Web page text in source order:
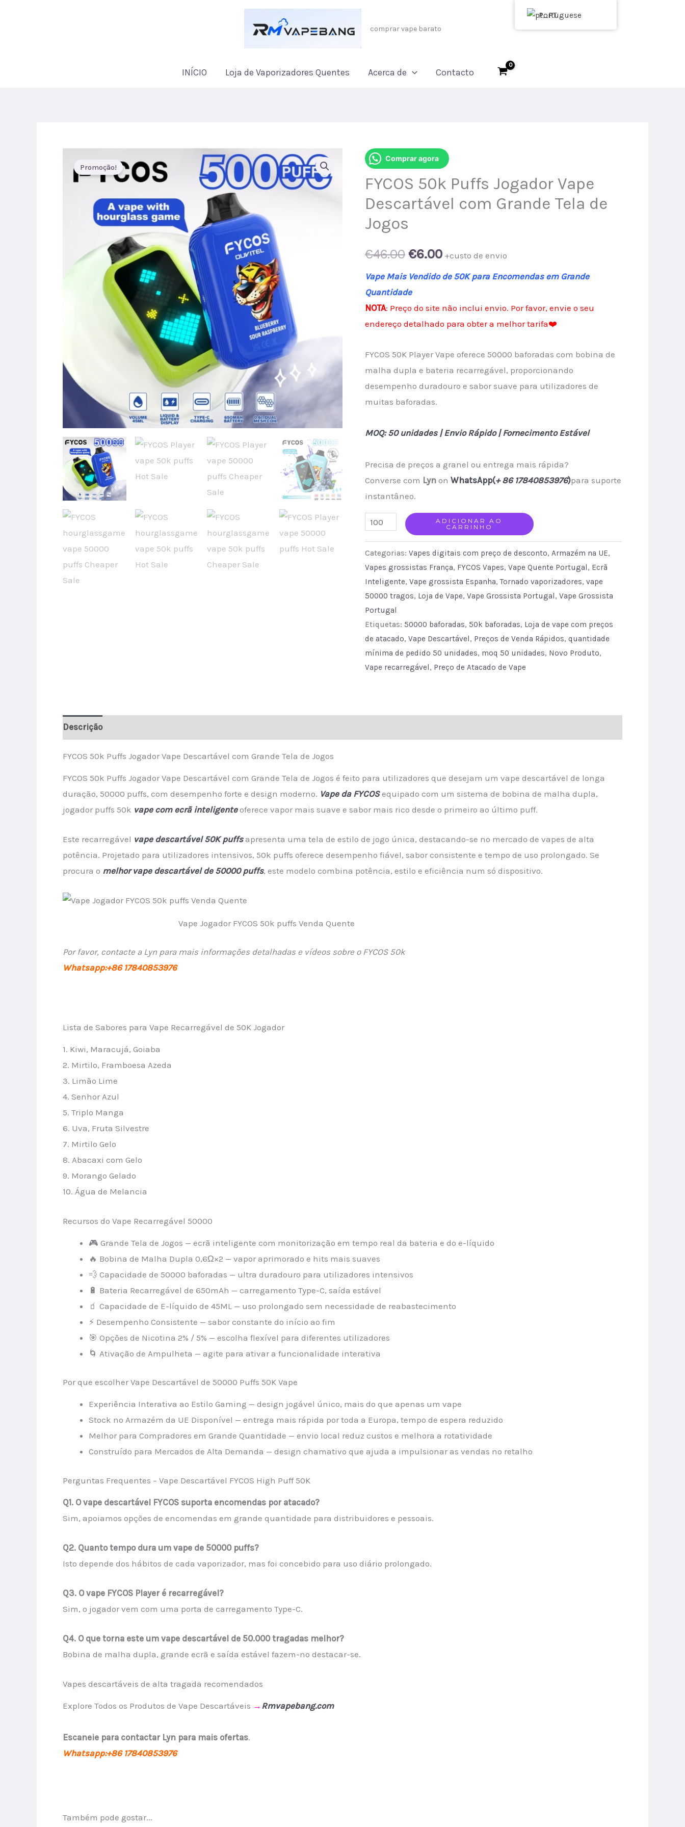
comprar vape barato
INÍCIO Loja de Vaporizadores Quentes Acerca de Contacto
Promoção!
Comprar agora
FYCOS 50k Puffs Jogador Vape
Descartável com Grande Tela de
Jogos
€46.00 Original
price
€46.00.
€6.00Current
price
€6.00.
+custo de envio
Vape Mais Vendido de 50K para Encomendas em Grande
Quantidade
NOTA: Preço do site não inclui envio. Por favor, envie o seu
endereço detalhado para obter a melhor tarifa❤️
FYCOS 50K Player Vape oferece 50000 baforadas com bobina de
malha dupla e bateria recarregável, proporcionando
desempenho duradouro e sabor suave para utilizadores de
muitas baforadas.
MOQ: 50 unidades | Envio Rápido | Fornecimento Estável
Precisa de preços a granel ou entrega mais rápida?
Converse com Lynon WhatsApp(+ 86 17840853976)para suporte
instantâneo.
FYCOS
Puffs
Player
Disposable
disposable
vape
with
Large
Gaming
ADICIONAR AO
CARRINHO
Categorias: Vapes digitais com preço de desconto, Armazém na UE,
Vapes grossistas França, FYCOS Vapes, Vape Quente Portugal, Ecrã
Inteligente, Vape grossista Espanha,Tornado vaporizadores, vape
50000 tragos, Loja de Vape, Vape Grossista Portugal, Vape Grossista
Portugal
Etiquetas: 50000 baforadas, 50k baforadas, Loja de vape com preços
de atacado, Vape Descartável, Preços de Venda Rápidos, quantidade
mínima de pedido 50 unidades, moq 50 unidades, Novo Produto,
Vape recarregável, Preço de Atacado de Vape
Descrição
FYCOS 50k Puffs Jogador Vape Descartável com Grande Tela de Jogos
FYCOS 50k Puffs Jogador Vape Descartável com Grande Tela de Jogos é feito para utilizadores que desejam um vape descartável de longa
duração, 50000 puffs, com desempenho forte e design moderno. Vape da FYCOS equipado com um sistema de bobina de malha dupla,
jogador puffs 50k vape com ecrã inteligente oferece vapor mais suave e sabor mais rico desde o primeiro ao último puff.
Este recarregável vape descartável 50K puffs apresenta uma tela de estilo de jogo única, destacando-se no mercado de vapes de alta
potência. Projetado para utilizadores intensivos, 50k puffs oferece desempenho fiável, sabor consistente e tempo de uso prolongado. Se
procura o melhor vape descartável de 50000 puffs, este modelo combina potência, estilo e eficiência num só dispositivo.
Vape Jogador FYCOS 50k puffs Venda Quente
Por favor, contacte a Lyn para mais informações detalhadas e vídeos sobre o FYCOS 50k
Whatsapp:+86 17840853976
Lista de Sabores para Vape Recarregável de 50K Jogador
1. Kiwi, Maracujá, Goiaba
2. Mirtilo, Framboesa Azeda
3. Limão Lime
4. Senhor Azul
5. Triplo Manga
6. Uva, Fruta Silvestre
7. Mirtilo Gelo
8. Abacaxi com Gelo
9. Morango Gelado
10. Água de Melancia
Recursos do Vape Recarregável 50000
🎮 Grande Tela de Jogos — ecrã inteligente com monitorização em tempo real da bateria e do e-líquido
🔥 Bobina de Malha Dupla 0,6Ω×2 — vapor aprimorado e hits mais suaves
💨 Capacidade de 50000 baforadas — ultra duradouro para utilizadores intensivos
🔋 Bateria Recarregável de 650mAh — carregamento Type-C, saída estável
🧃 Capacidade de E-líquido de 45ML — uso prolongado sem necessidade de reabastecimento
⚡ Desempenho Consistente — sabor constante do início ao fim
🎯 Opções de Nicotina 2% / 5% — escolha flexível para diferentes utilizadores
🌀 Ativação de Ampulheta — agite para ativar a funcionalidade interativa
Por que escolher Vape Descartável de 50000 Puffs 50K Vape
Experiência Interativa ao Estilo Gaming — design jogável único, mais do que apenas um vape
Stock no Armazém da UE Disponível — entrega mais rápida por toda a Europa, tempo de espera reduzido
Melhor para Compradores em Grande Quantidade — envio local reduz custos e melhora a rotatividade
Construído para Mercados de Alta Demanda — design chamativo que ajuda a impulsionar as vendas no retalho
Perguntas Frequentes – Vape Descartável FYCOS High Puff 50K
Q1. O vape descartável FYCOS suporta encomendas por atacado?
Sim, apoiamos opções de encomendas em grande quantidade para distribuidores e pessoais.
Q2. Quanto tempo dura um vape de 50000 puffs?
Isto depende dos hábitos de cada vaporizador, mas foi concebido para uso diário prolongado.
Q3. O vape FYCOS Player é recarregável?
Sim, o jogador vem com uma porta de carregamento Type-C.
Q4. O que torna este um vape descartável de 50.000 tragadas melhor?
Bobina de malha dupla, grande ecrã e saída estável fazem-no destacar-se.
Vapes descartáveis de alta tragada recomendados
Explore Todos os Produtos de Vape Descartáveis → Rmvapebang.com
Escaneie para contactar Lyn para mais ofertas.
Whatsapp:+86 17840853976
Também pode gostar...
Portuguese